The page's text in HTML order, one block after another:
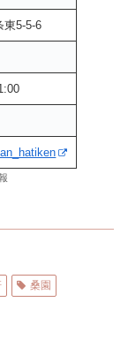
東5-5-6
桑園